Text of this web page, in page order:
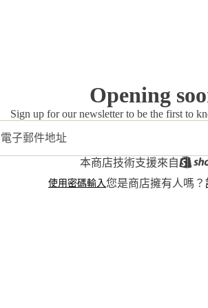
Opening
Sign up for our newsletter to be the first to
本商店技術支援來自
使用密碼輸入您是商店擁有人嗎？